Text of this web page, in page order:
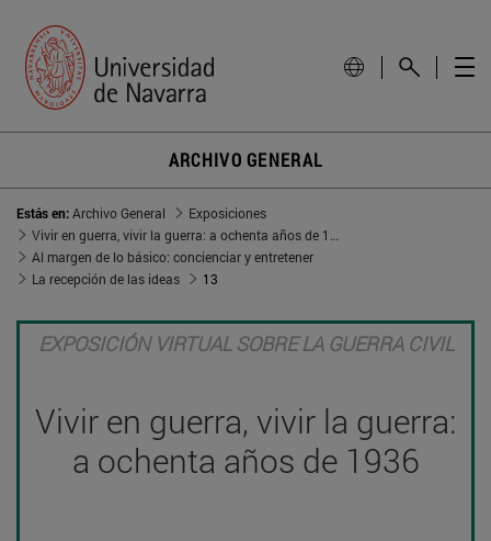
ARCHIVO GENERAL
Estás en:Archivo General
Exposiciones
Al margen de lo básico: concienciar y entretener
La recepción de las ideas
13
EXPOSICIÓN VIRTUAL SOBRE LA GUERRA CIVIL
Vivir en guerra, vivir la guerra:
a ochenta años de 1936